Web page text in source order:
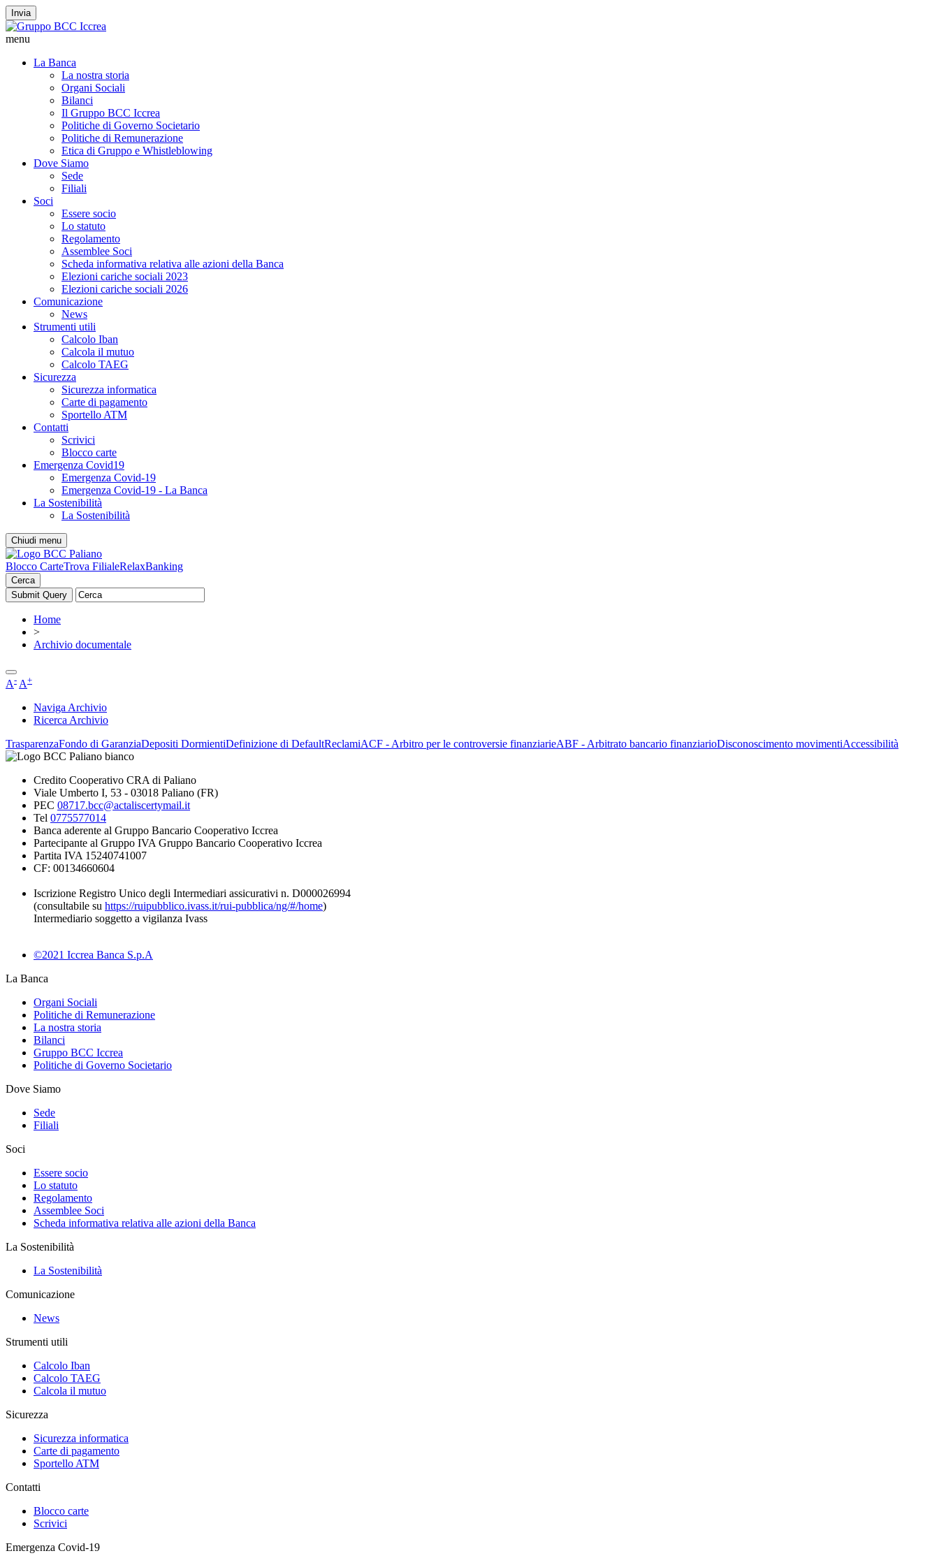
Invia
menu
La Banca
La nostra storia
Organi Sociali
Bilanci
Il Gruppo BCC Iccrea
Politiche di Governo Societario
Politiche di Remunerazione
Etica di Gruppo e Whistleblowing
Dove Siamo
Sede
Filiali
Soci
Essere socio
Lo statuto
Regolamento
Assemblee Soci
Scheda informativa relativa alle azioni della Banca
Elezioni cariche sociali 2023
Elezioni cariche sociali 2026
Comunicazione
News
Strumenti utili
Calcolo Iban
Calcola il mutuo
Calcolo TAEG
Sicurezza
Sicurezza informatica
Carte di pagamento
Sportello ATM
Contatti
Scrivici
Blocco carte
Emergenza Covid19
Emergenza Covid-19
Emergenza Covid-19 - La Banca
La Sostenibilità
La Sostenibilità
Chiudi menu
Blocco CarteTrova FilialeRelaxBanking
Cerca
Home
>
Archivio documentale
A- A+
Naviga Archivio
Ricerca Archivio
TrasparenzaFondo di GaranziaDepositi DormientiDefinizione di DefaultReclamiACF - Arbitro per le controversie finanziarieABF - Arbitrato bancario finanziarioDisconoscimento movimentiAccessibilità
Credito Cooperativo CRA di Paliano
Viale Umberto I, 53 - 03018 Paliano (FR)
PEC 08717.bcc@actaliscertymail.it
Tel 0775577014
Banca aderente al Gruppo Bancario Cooperativo Iccrea
Partecipante al Gruppo IVA Gruppo Bancario Cooperativo Iccrea
Partita IVA 15240741007
CF: 00134660604
Iscrizione Registro Unico degli Intermediari assicurativi n. D000026994
(consultabile su https://ruipubblico.ivass.it/rui-pubblica/ng/#/home)
Intermediario soggetto a vigilanza Ivass
©2021 Iccrea Banca S.p.A
La Banca
Organi Sociali
Politiche di Remunerazione
La nostra storia
Bilanci
Gruppo BCC Iccrea
Politiche di Governo Societario
Dove Siamo
Sede
Filiali
Soci
Essere socio
Lo statuto
Regolamento
Assemblee Soci
Scheda informativa relativa alle azioni della Banca
La Sostenibilità
La Sostenibilità
Comunicazione
News
Strumenti utili
Calcolo Iban
Calcolo TAEG
Calcola il mutuo
Sicurezza
Sicurezza informatica
Carte di pagamento
Sportello ATM
Contatti
Blocco carte
Scrivici
Emergenza Covid-19